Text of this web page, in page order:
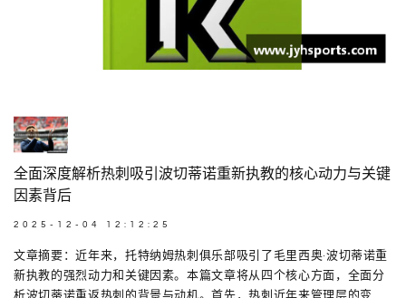
全面深度解析热刺吸引波切蒂诺重新执教的核心动力与关键
因素背后
2025-12-04 12:12:25
文章摘要：近年来，托特纳姆热刺俱乐部吸引了毛里西奥·波切蒂诺重
新执教的强烈动力和关键因素。本篇文章将从四个核心方面，全面分
析波切蒂诺重返热刺的背景与动机。首先，热刺近年来管理层的变